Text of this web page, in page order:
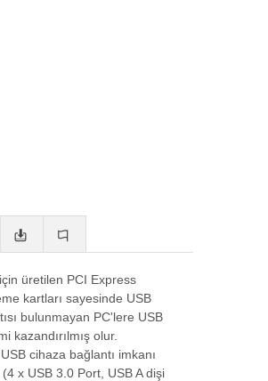
üretilen PCI Express
kartları sayesinde USB
bulunmayan PC'lere USB
kazandırılmış olur.
cihaza bağlantı imkanı
x USB 3.0 Port, USB A dişi